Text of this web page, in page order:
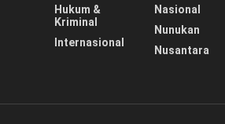
Hukum &
Kriminal
Internasional
Nasional
Nunukan
Nusantara